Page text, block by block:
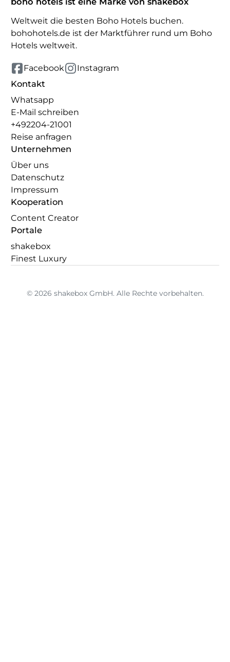
Weltweit die besten Boho Hotels buchen.
bohohotels.de ist der Marktführer rund um Boho
Hotels weltweit.
Facebook Instagram
Kontakt
Whatsapp
E-Mail schreiben
+492204-21001
Reise anfragen
Unternehmen
Über uns
Datenschutz
Impressum
Kooperation
Content Creator
Portale
shakebox
Finest Luxury
© 2026 shakebox GmbH. Alle Rechte vorbehalten.